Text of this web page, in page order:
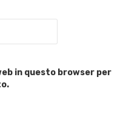
in questo browser per